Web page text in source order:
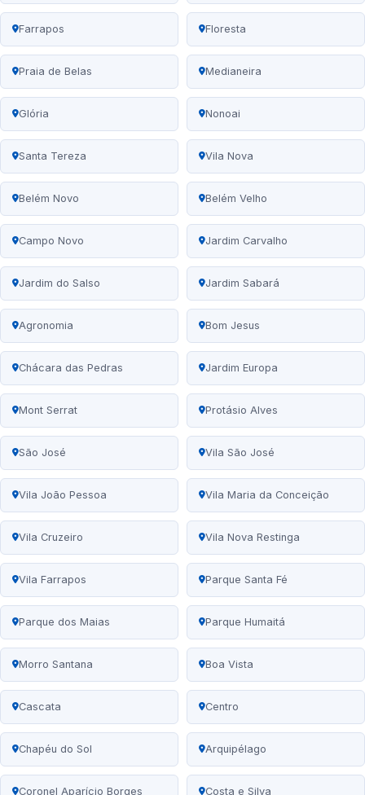
Farrapos Floresta
Praia de Belas Medianeira
Glória Nonoai
Santa Tereza Vila Nova
Belém Novo Belém Velho
Campo Novo Jardim Carvalho
Jardim do Salso Jardim Sabará
Agronomia Bom Jesus
Chácara das Pedras Jardim Europa
Mont Serrat Protásio Alves
São José Vila São José
Vila João Pessoa Vila Maria da Conceição
Vila Cruzeiro Vila Nova Restinga
Vila Farrapos Parque Santa Fé
Parque dos Maias Parque Humaitá
Morro Santana Boa Vista
Cascata Centro
Chapéu do Sol Arquipélago
Coronel Aparício Borges Costa e Silva